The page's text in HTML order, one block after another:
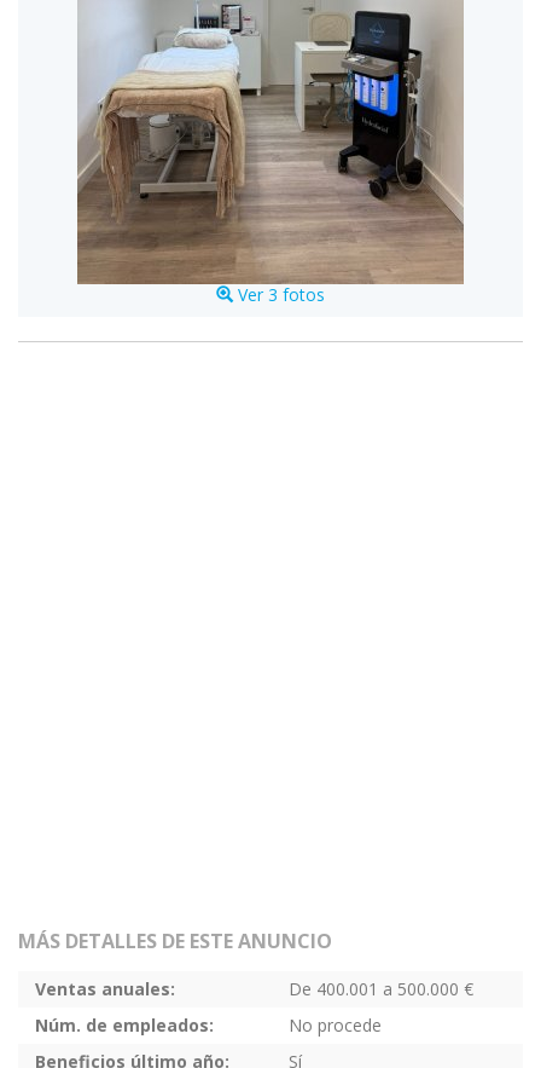
Ver 3 fotos
MÁS DETALLES DE ESTE ANUNCIO
Ventas anuales:
De 400.001 a 500.000 €
Núm. de empleados:
No procede
Beneficios último año:
Sí